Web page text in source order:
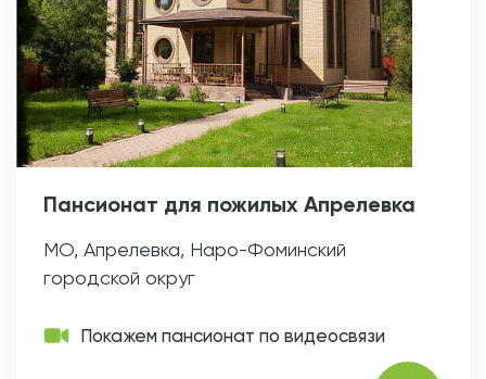
Пансионат для пожилых Апрелевка
МО, Апрелевка, Наро-Фоминский
городской округ
Покажем пансионат по видеосвязи